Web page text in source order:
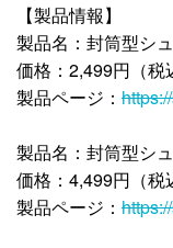
【製品情報】
製品名：封筒型シ
価格：2,499円（税
製品ページ：
製品名：封筒型シ
価格：4,499円（税
製品ページ：